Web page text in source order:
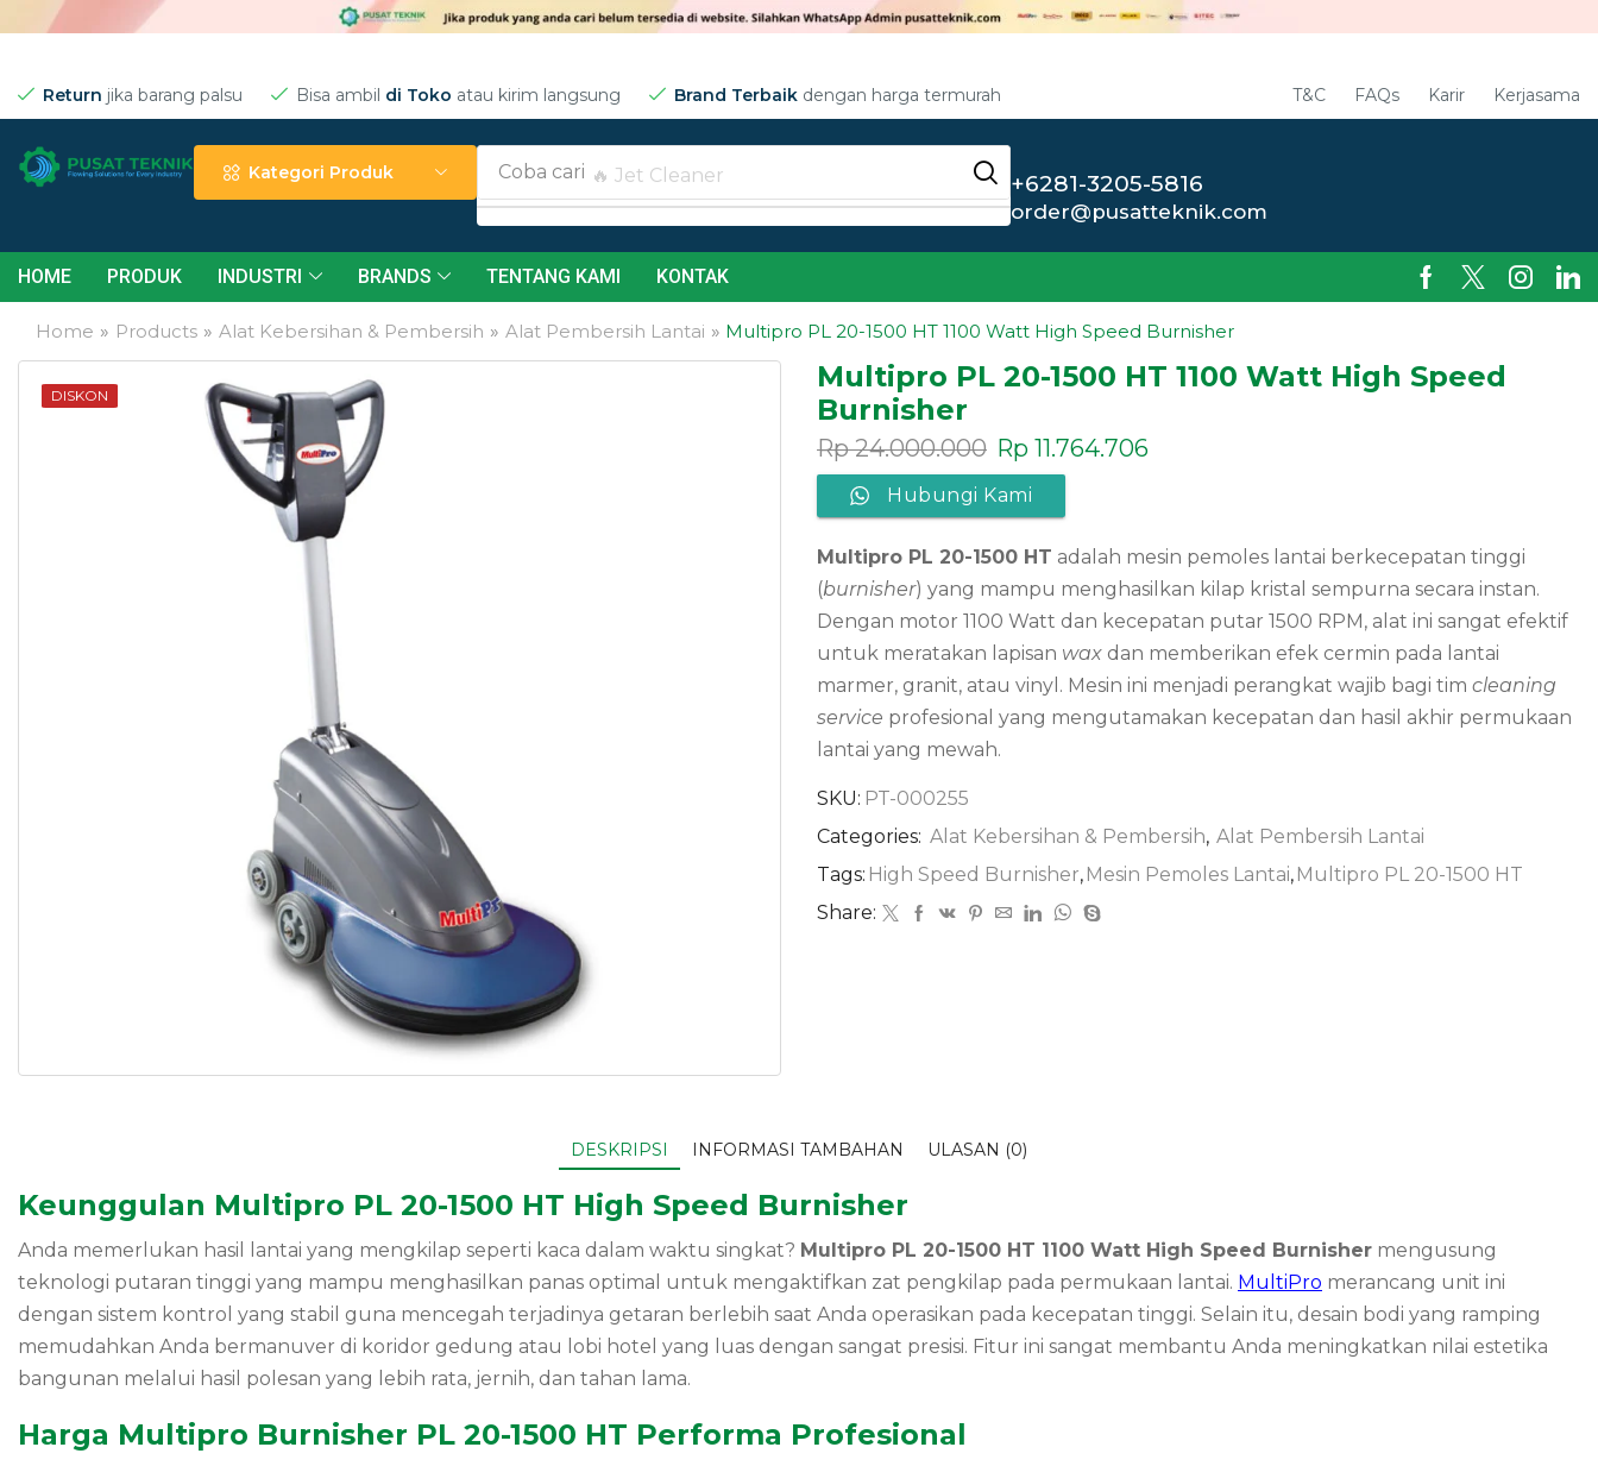
Return jika barang palsu Bisa ambil di Toko atau kirim langsung Brand Terbaik dengan harga termurah T&C FAQs Karir Kerjasama
Kategori Produk Coba cari 🔥 Jet Cleaner +6281-3205-5816
order@pusatteknik.com
HOME PRODUK INDUSTRI BRANDS TENTANG KAMI KONTAK
Home » Products » Alat Kebersihan & Pembersih » Alat Pembersih Lantai » Multipro PL 20-1500 HT 1100 Watt High Speed Burnisher
DISKON
Multipro PL 20-1500 HT 1100 Watt High Speed
Burnisher
Rp24.000.000 Rp 11.764.706
Hubungi Kami
Multipro PL 20-1500 HT adalah mesin pemoles lantai berkecepatan tinggi
(burnisher) yang mampu menghasilkan kilap kristal sempurna secara instan.
Dengan motor 1100 Watt dan kecepatan putar 1500 RPM, alat ini sangat efektif
untuk meratakan lapisan wax dan memberikan efek cermin pada lantai
marmer, granit, atau vinyl. Mesin ini menjadi perangkat wajib bagi tim cleaning
service profesional yang mengutamakan kecepatan dan hasil akhir permukaan
lantai yang mewah.
SKU: PT-000255
Categories: Alat Kebersihan & Pembersih, Alat Pembersih Lantai
Tags: High Speed Burnisher, Mesin Pemoles Lantai, Multipro PL 20-1500 HT
Share:
DESKRIPSI INFORMASI TAMBAHAN ULASAN (0)
Keunggulan Multipro PL 20-1500 HT High Speed Burnisher
Anda memerlukan hasil lantai yang mengkilap seperti kaca dalam waktu singkat? Multipro PL 20-1500 HT 1100 Watt High Speed Burnisher mengusung
teknologi putaran tinggi yang mampu menghasilkan panas optimal untuk mengaktifkan zat pengkilap pada permukaan lantai. MultiPro merancang unit ini
dengan sistem kontrol yang stabil guna mencegah terjadinya getaran berlebih saat Anda operasikan pada kecepatan tinggi. Selain itu, desain bodi yang ramping
memudahkan Anda bermanuver di koridor gedung atau lobi hotel yang luas dengan sangat presisi. Fitur ini sangat membantu Anda meningkatkan nilai estetika
bangunan melalui hasil polesan yang lebih rata, jernih, dan tahan lama.
Harga Multipro Burnisher PL 20-1500 HT Performa Profesional